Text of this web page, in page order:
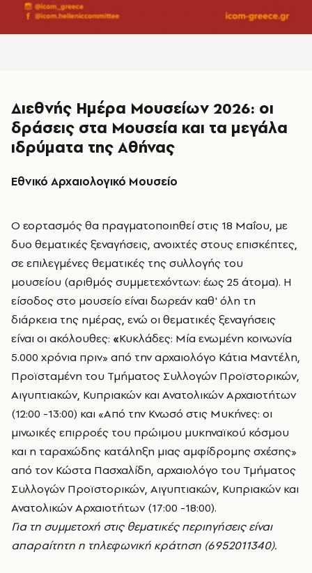
Διεθνής Ημέρα Μουσείων 2026: οι
δράσεις στα Μουσεία και τα μεγάλα
ιδρύματα της Αθήνας
Εθνικό Αρχαιολογικό Μουσείο
Ο εορτασμός θα πραγματοποιηθεί στις 18 Μαΐου, με
δυο θεματικές ξεναγήσεις, ανοιχτές στους επισκέπτες,
σε επιλεγμένες θεματικές της συλλογής του
μουσείου (αριθμός συμμετεχόντων: έως 25 άτομα). Η
είσοδος στο μουσείο είναι δωρεάν καθ' όλη τη
διάρκεια της ημέρας, ενώ οι θεματικές ξεναγήσεις
είναι οι ακόλουθες: «Κυκλάδες: Μία ενωμένη κοινωνία
5.000 χρόνια πριν» από την αρχαιολόγο Κάτια Μαντέλη,
Προϊσταμένη του Τμήματος Συλλογών Προϊστορικών,
Αιγυπτιακών, Κυπριακών και Ανατολικών Αρχαιοτήτων
(12:00 -13:00) και «Από την Κνωσό στις Μυκήνες: οι
μινωικές επιρροές του πρώιμου μυκηναϊκού κόσμου
και η ταραχώδης κατάληξη μιας αμφίδρομης σχέσης»
από τον Κώστα Πασχαλίδη, αρχαιολόγο του Τμήματος
Συλλογών Προϊστορικών, Αιγυπτιακών, Κυπριακών και
Ανατολικών Αρχαιοτήτων (17:00 -18:00).
Για τη συμμετοχή στις θεματικές περιηγήσεις είναι
απαραίτητη η τηλεφωνική κράτηση (6952011340).